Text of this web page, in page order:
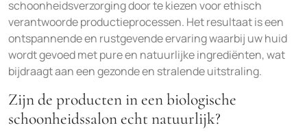
schoonheidsverzorging door te kiezen voor ethisch
verantwoorde productieprocessen. Het resultaat is een
ontspannende en rustgevende ervaring waarbij uw huid
wordt gevoed met pure en natuurlijke ingrediënten, wat
bijdraagt aan een gezonde en stralende uitstraling.
Zijn de producten in een biologische
schoonheidssalon echt natuurlijk?